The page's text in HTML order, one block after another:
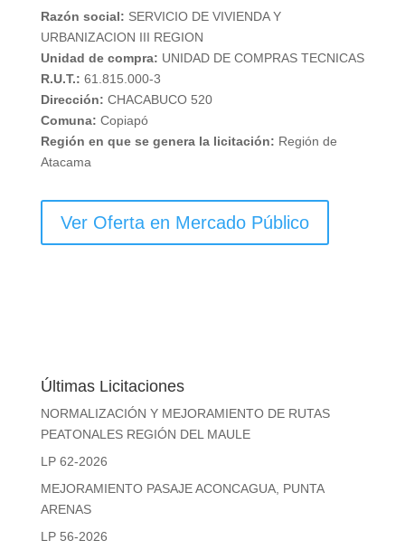
Razón social: SERVICIO DE VIVIENDA Y
URBANIZACION III REGION
Unidad de compra: UNIDAD DE COMPRAS TECNICAS
R.U.T.: 61.815.000-3
Dirección: CHACABUCO 520
Comuna: Copiapó
Región en que se genera la licitación: Región de
Atacama
Ver Oferta en Mercado Público
Últimas Licitaciones
NORMALIZACIÓN Y MEJORAMIENTO DE RUTAS
PEATONALES REGIÓN DEL MAULE
LP 62-2026
MEJORAMIENTO PASAJE ACONCAGUA, PUNTA
ARENAS
LP 56-2026